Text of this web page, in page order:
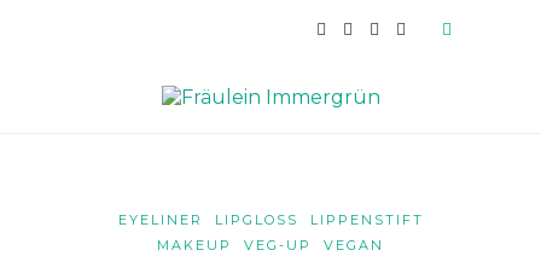
EYELINER LIPGLOSS
LIPPENSTIFT
MAKEUP
VEG-UP VEGAN